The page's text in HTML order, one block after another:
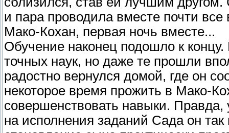
и пара проводила вместе почти
Мако-Кохан, первая ночь вместе...
Обучение наконец подошло к
точных наук, но даже те прошли
радостно вернулся домой, где он
некоторое время прожить в Мако-
совершенствовать навыки. Правда,
на исполнения заданий Сада он